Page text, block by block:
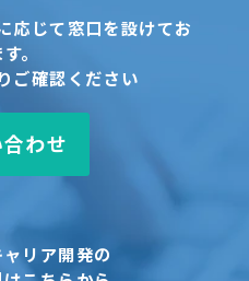
応じて窓口を設けてお
。
ご確認ください
わせ
リア開発の